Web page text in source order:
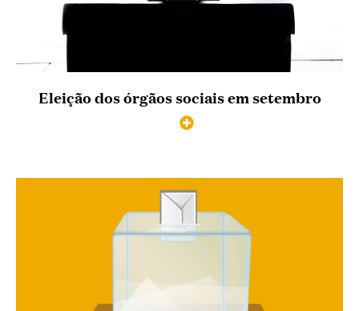
Eleição dos órgãos sociais em setembro